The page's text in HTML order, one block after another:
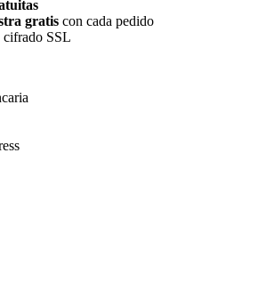
gratis con cada pedido
cifrado SSL